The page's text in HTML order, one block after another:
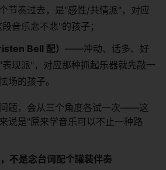
节奏过去，是"感性/共情派"，对应
音乐悲不悲"的孩子；
Bell 配） ——冲动、话多、好
现派"，对应那种抓起乐器就先敲一
场的孩子。
题，会从三个角度各试一次——这
说是"原来学音乐可以不止一种路
不是念台词配个罐装伴奏